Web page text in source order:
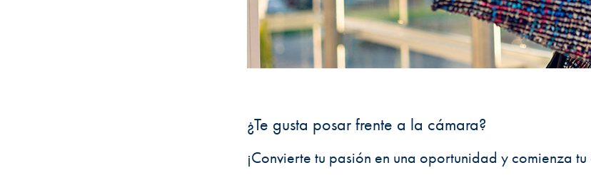
¿Te gusta posar frente a la cámara?
¡Convierte tu pasión en una oportunidad y comienza